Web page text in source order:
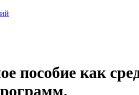
пособие как